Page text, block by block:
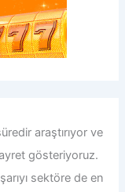
araştırıyor ve
gösteriyoruz.
sektöre de en